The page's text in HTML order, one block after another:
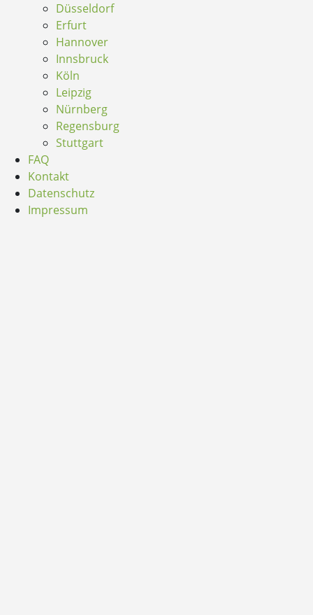
Düsseldorf
Erfurt
Hannover
Innsbruck
Köln
Leipzig
Nürnberg
Regensburg
Stuttgart
FAQ
Kontakt
Datenschutz
Impressum